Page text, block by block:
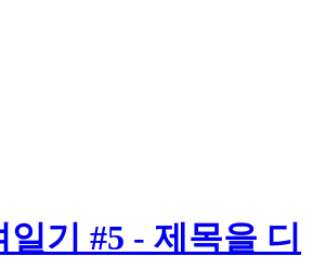
기 #5 - 제목을 디